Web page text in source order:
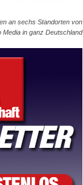
an sechs Standorten von
Media in ganz Deutschland